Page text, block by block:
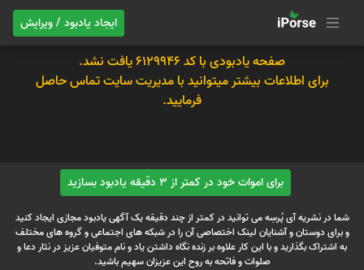
ایجاد یادبود / ویرایش
صفحه یادبودی با کد 6129946 یافت نشد.
برای اطلاعات بیشتر میتوانید با مدیریت سایت تماس حاصل
فرمایید.
برای اموات خود در کمتر از 3 دقیقه یادبود بسازید
شما در نشریه آی پُرسِه می توانید در کمتر از چند دقیقه یک آگهی یادبود مجازی ایجاد کنید
و برای دوستان و آشنایان لینک اختصاصی آن را در شبکه های اجتماعی و گروه های مختلف
به اشتراک بگذارید و با این کار علاوه بر زنده نگاه داشتن یاد و نام متوفیان عزیز در نثار دعا و
صلوات و فاتحه به روح این عزیزان سهیم باشید.